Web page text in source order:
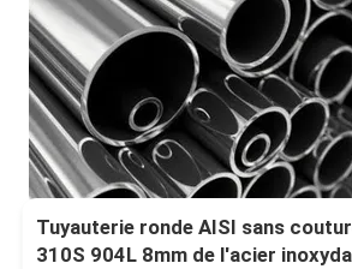
Tuyauterie ronde AISI sans
310S 904L 8mm de l'acier